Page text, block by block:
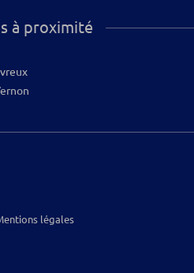
à proximité
légales